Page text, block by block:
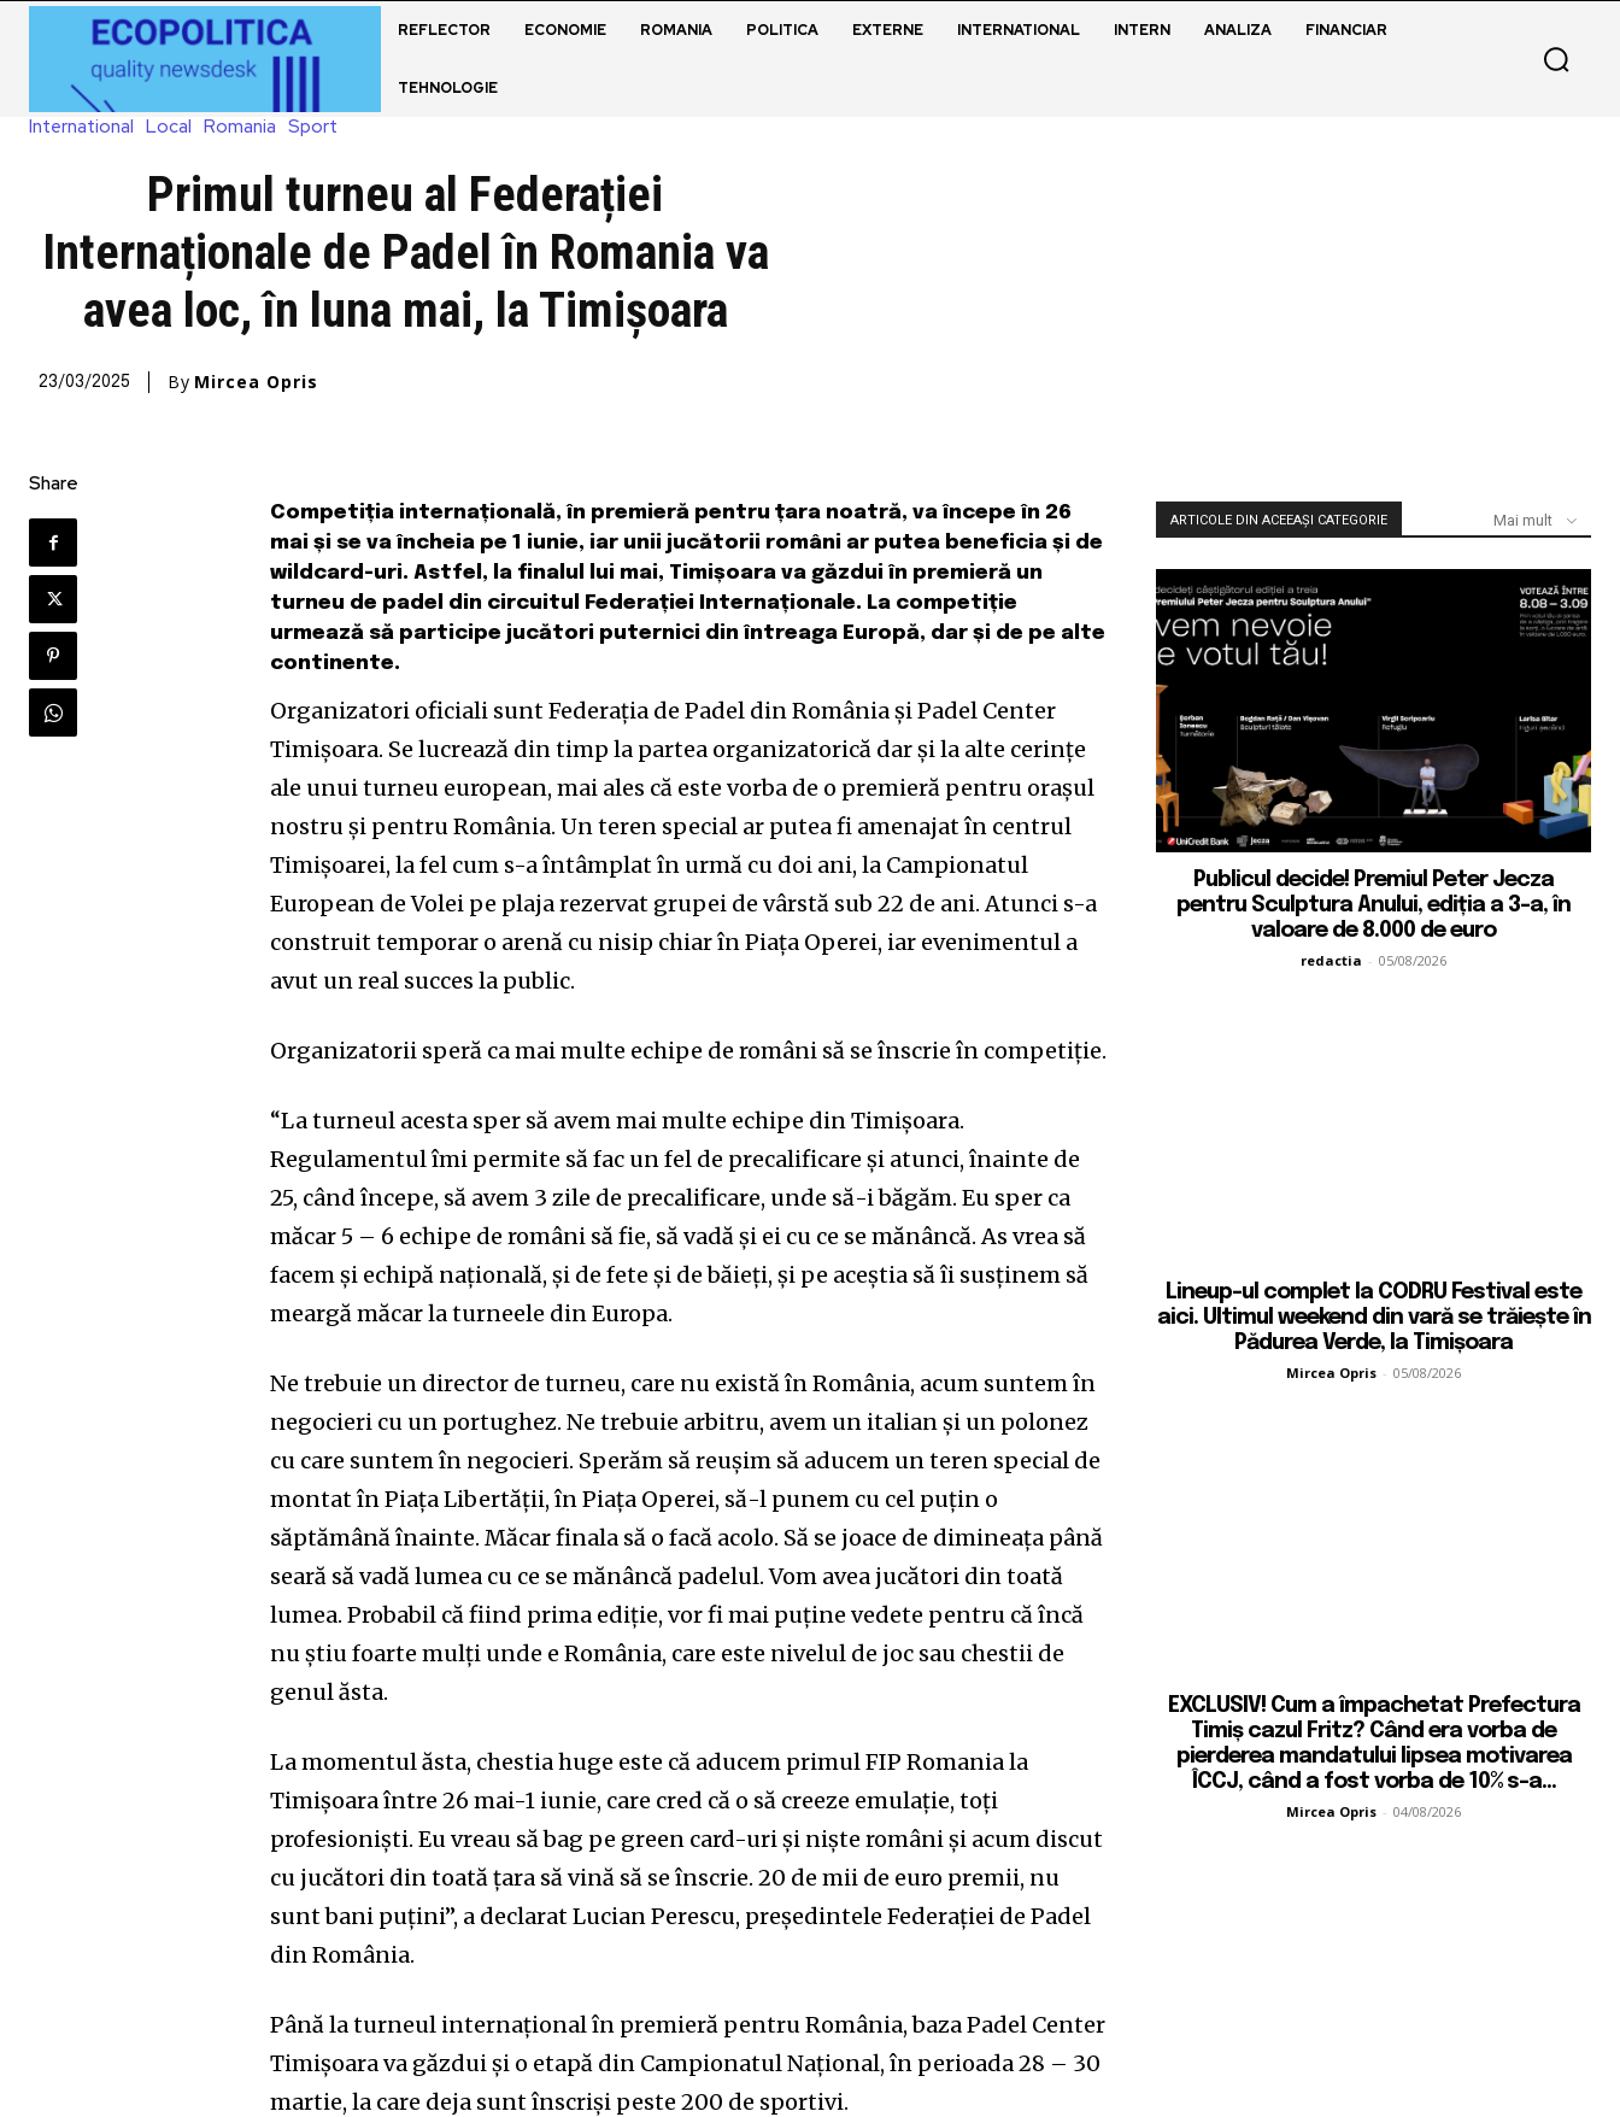
REFLECTOR ECONOMIE ROMANIA POLITICA EXTERNE INTERNATIONAL INTERN ANALIZA FINANCIAR
TEHNOLOGIE
International Local Romania Sport
Primul turneu al Federației
Internaționale de Padel în Romania va
avea loc, în luna mai, la Timișoara
23/03/2025 By Mircea Opris
Share
Competiția internațională, în premieră pentru țara noatră, va începe în 26
mai și se va încheia pe 1 iunie, iar unii jucătorii români ar putea beneficia și de
wildcard-uri. Astfel, la finalul lui mai, Timișoara va găzdui în premieră un
turneu de padel din circuitul Federației Internaționale. La competiție
urmează să participe jucători puternici din întreaga Europă, dar și de pe alte
continente.
Organizatori oficiali sunt Federația de Padel din România și Padel Center
Timișoara. Se lucrează din timp la partea organizatorică dar și la alte cerințe
ale unui turneu european, mai ales că este vorba de o premieră pentru orașul
nostru și pentru România. Un teren special ar putea fi amenajat în centrul
Timișoarei, la fel cum s-a întâmplat în urmă cu doi ani, la Campionatul
European de Volei pe plaja rezervat grupei de vârstă sub 22 de ani. Atunci s-a
construit temporar o arenă cu nisip chiar în Piața Operei, iar evenimentul a
avut un real succes la public.
Organizatorii speră ca mai multe echipe de români să se înscrie în competiție.
“La turneul acesta sper să avem mai multe echipe din Timișoara.
Regulamentul îmi permite să fac un fel de precalificare și atunci, înainte de
25, când începe, să avem 3 zile de precalificare, unde să-i băgăm. Eu sper ca
măcar 5 – 6 echipe de români să fie, să vadă și ei cu ce se mănâncă. As vrea să
facem și echipă națională, și de fete și de băieți, și pe aceștia să îi susținem să
meargă măcar la turneele din Europa.
Ne trebuie un director de turneu, care nu există în România, acum suntem în
negocieri cu un portughez. Ne trebuie arbitru, avem un italian și un polonez
cu care suntem în negocieri. Sperăm să reușim să aducem un teren special de
montat în Piața Libertății, în Piața Operei, să-l punem cu cel puțin o
săptămână înainte. Măcar finala să o facă acolo. Să se joace de dimineața până
seară să vadă lumea cu ce se mănâncă padelul. Vom avea jucători din toată
lumea. Probabil că fiind prima ediție, vor fi mai puține vedete pentru că încă
nu știu foarte mulți unde e România, care este nivelul de joc sau chestii de
genul ăsta.
La momentul ăsta, chestia huge este că aducem primul FIP Romania la
Timișoara între 26 mai-1 iunie, care cred că o să creeze emulație, toți
profesioniști. Eu vreau să bag pe green card-uri și niște români și acum discut
cu jucători din toată țara să vină să se înscrie. 20 de mii de euro premii, nu
sunt bani puțini”, a declarat Lucian Perescu, președintele Federației de Padel
din România.
Până la turneul internațional în premieră pentru România, baza Padel Center
Timișoara va găzdui și o etapă din Campionatul Național, în perioada 28 – 30
martie, la care deja sunt înscriși peste 200 de sportivi.
ARTICOLE DIN ACEEAȘI CATEGORIE Mai mult
Publicul decide! Premiul Peter Jecza
pentru Sculptura Anului, ediția a 3-a, în
valoare de 8.000 de euro
redactia - 05/08/2026
Lineup-ul complet la CODRU Festival este
aici. Ultimul weekend din vară se trăiește în
Pădurea Verde, la Timișoara
Mircea Opris - 05/08/2026
EXCLUSIV! Cum a împachetat Prefectura
Timiș cazul Fritz? Când era vorba de
pierderea mandatului lipsea motivarea
ÎCCJ, când a fost vorba de 10% s-a...
Mircea Opris - 04/08/2026